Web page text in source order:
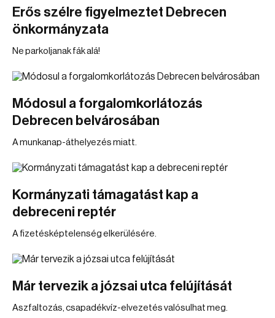
Erős szélre figyelmeztet Debrecen
önkormányzata
Ne parkoljanak fák alá!
Módosul a forgalomkorlátozás
Debrecen belvárosában
A munkanap-áthelyezés miatt.
Kormányzati támagatást kap a
debreceni reptér
A fizetésképtelenség elkerülésére.
Már tervezik a józsai utca felújítását
Aszfaltozás, csapadékvíz-elvezetés valósulhat meg.